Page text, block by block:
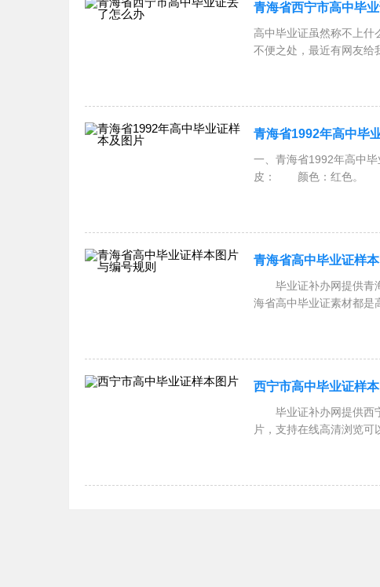
青海省西宁市高中毕
高中毕业证虽然称不上什
青海省1992年高中毕
一、青海省1992年高
皮： 颜色：红色。
青海省高中毕业证样
毕业证补办网提供青海
海省高中毕业证素材都是
西宁市高中毕业证样
毕业证补办网提供西宁
片，支持在线高清浏览可